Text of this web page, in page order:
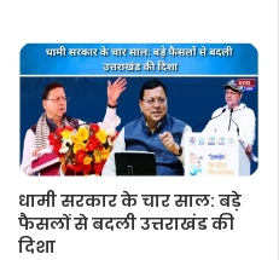
धामी सरकार के चार साल: बड़े
फैसलों से बदली उत्तराखंड की
दिशा